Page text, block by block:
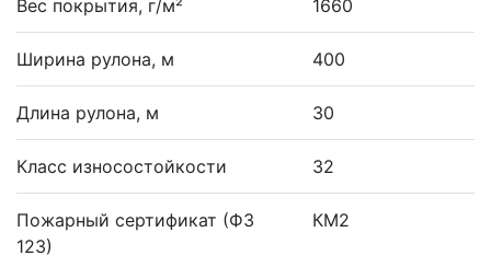
Вес покрытия, г/м² 1660
Ширина рулона, м 400
Длина рулона, м 30
Класс износостойкости 32
Пожарный сертификат (ФЗ
123)
КМ2